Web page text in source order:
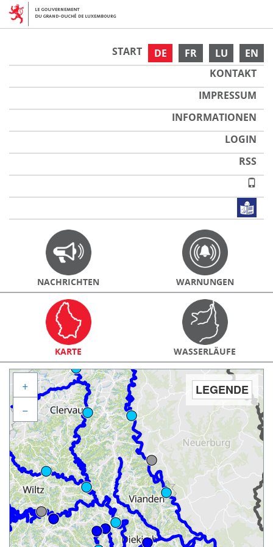
DE FR LU EN
START
KONTAKT
IMPRESSUM
INFORMATIONEN
LOGIN
RSS
NACHRICHTEN WARNUNGEN
KARTE WASSERLÄUFE
LEGENDE
+
−